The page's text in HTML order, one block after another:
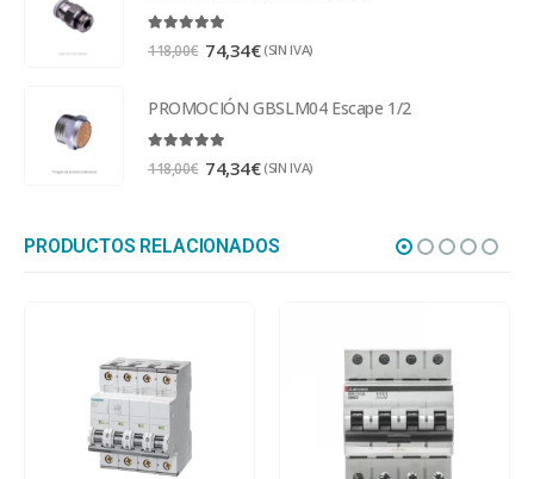
118,00€ 74,34€ (SIN IVA)
PROMOCIÓN GBSLM04 Escape 1/2
118,00€ 74,34€ (SIN IVA)
PRODUCTOS RELACIONADOS